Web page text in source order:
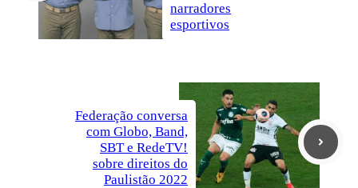
narradores
esportivos
Federação conversa
com Globo, Band,
SBT e RedeTV!
sobre direitos do
Paulistão 2022